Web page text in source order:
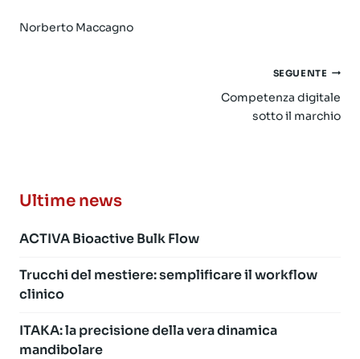
Norberto Maccagno
SEGUENTE
Competenza digitale
sotto il marchio
Ultime news
ACTIVA Bioactive Bulk Flow
Trucchi del mestiere: semplificare il workflow
clinico
ITAKA: la precisione della vera dinamica
mandibolare